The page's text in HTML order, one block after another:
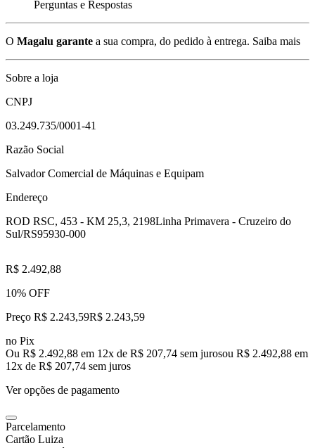
Perguntas e Respostas
O Magalu garante a sua compra, do pedido à entrega. Saiba mais
Sobre a loja
CNPJ
03.249.735/0001-41
Razão Social
Salvador Comercial de Máquinas e Equipam
Endereço
ROD RSC, 453 - KM 25,3, 2198Linha Primavera - Cruzeiro do
Sul/RS95930-000
R$ 2.492,88
10% OFF
Preço R$ 2.243,59R$ 2.243,59
no Pix
Ou R$ 2.492,88 em 12x de R$ 207,74 sem jurosou R$ 2.492,88 em
12x de R$ 207,74 sem juros
Ver opções de pagamento
Parcelamento
Cartão Luiza